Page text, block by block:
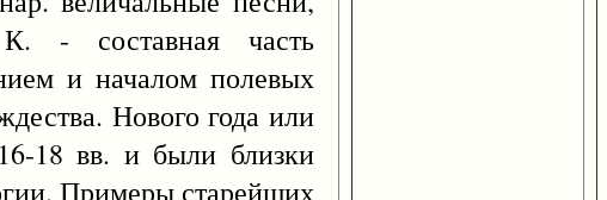
- составная часть
и началом полевых
Нового года или
18 вв. и были близки
Примеры старейших